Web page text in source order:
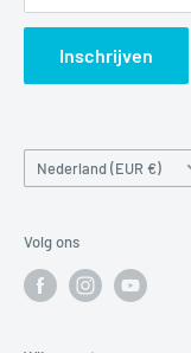
Search
Inschrijven
Land/regio
Nederland (EUR €)
Volg ons